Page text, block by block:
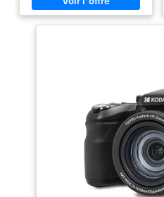
grand angle 20mm (20-
1200mm) pour aller au plus
l'instant parfait - Fonction Post
Focus afin de vous concentrer
sur la prise de vue et faire la
mise au point plus tard UNE
RAPIDITE ULTIME : Rafale 6 i/s
(AFC) et 10 i/s (AFS) -
Autofocus ultra rapide DFD 49
collimateurs UNE UTILISATION
INTUITIVE : Viseur OLED 2360K
points (grossissement env.